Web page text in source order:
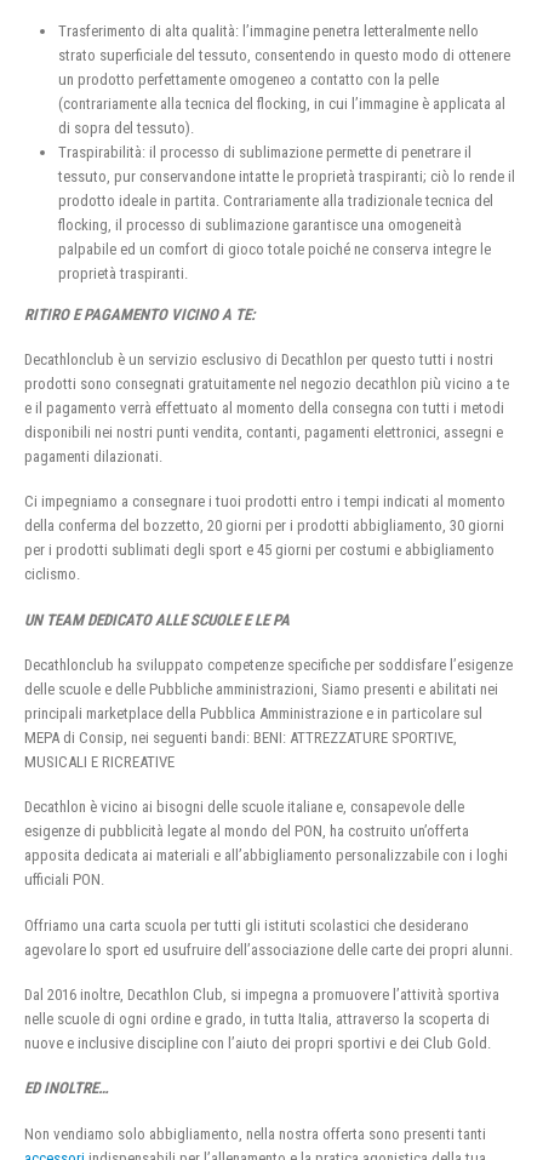
Trasferimento di alta qualità: l’immagine penetra letteralmente nello
strato superficiale del tessuto, consentendo in questo modo di ottenere
un prodotto perfettamente omogeneo a contatto con la pelle
(contrariamente alla tecnica del flocking, in cui l’immagine è applicata al
di sopra del tessuto).
Traspirabilità: il processo di sublimazione permette di penetrare il
tessuto, pur conservandone intatte le proprietà traspiranti; ciò lo rende il
prodotto ideale in partita. Contrariamente alla tradizionale tecnica del
flocking, il processo di sublimazione garantisce una omogeneità
palpabile ed un comfort di gioco totale poiché ne conserva integre le
proprietà traspiranti.
RITIRO E PAGAMENTO VICINO A TE:
Decathlonclub è un servizio esclusivo di Decathlon per questo tutti i nostri
prodotti sono consegnati gratuitamente nel negozio decathlon più vicino a te
e il pagamento verrà effettuato al momento della consegna con tutti i metodi
disponibili nei nostri punti vendita, contanti, pagamenti elettronici, assegni e
pagamenti dilazionati.
Ci impegniamo a consegnare i tuoi prodotti entro i tempi indicati al momento
della conferma del bozzetto, 20 giorni per i prodotti abbigliamento, 30 giorni
per i prodotti sublimati degli sport e 45 giorni per costumi e abbigliamento
ciclismo.
UN TEAM DEDICATO ALLE SCUOLE E LE PA
Decathlonclub ha sviluppato competenze specifiche per soddisfare l’esigenze
delle scuole e delle Pubbliche amministrazioni, Siamo presenti e abilitati nei
principali marketplace della Pubblica Amministrazione e in particolare sul
MEPA di Consip, nei seguenti bandi: BENI: ATTREZZATURE SPORTIVE,
MUSICALI E RICREATIVE
Decathlon è vicino ai bisogni delle scuole italiane e, consapevole delle
esigenze di pubblicità legate al mondo del PON, ha costruito un’offerta
apposita dedicata ai materiali e all’abbigliamento personalizzabile con i loghi
ufficiali PON.
Offriamo una carta scuola per tutti gli istituti scolastici che desiderano
agevolare lo sport ed usufruire dell’associazione delle carte dei propri alunni.
Dal 2016 inoltre, Decathlon Club, si impegna a promuovere l’attività sportiva
nelle scuole di ogni ordine e grado, in tutta Italia, attraverso la scoperta di
nuove e inclusive discipline con l’aiuto dei propri sportivi e dei Club Gold.
ED INOLTRE…
Non vendiamo solo abbigliamento, nella nostra offerta sono presenti tanti